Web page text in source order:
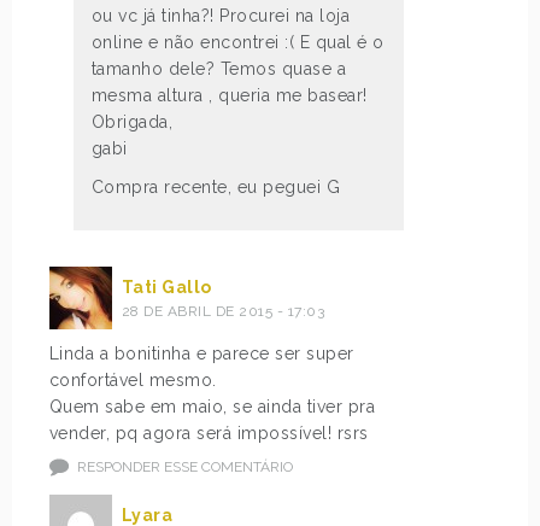
ou vc já tinha?! Procurei na loja
online e não encontrei :( E qual é o
tamanho dele? Temos quase a
mesma altura , queria me basear!
Obrigada,
gabi
Compra recente, eu peguei G
Tati Gallo
28 DE ABRIL DE 2015 - 17:03
Linda a bonitinha e parece ser super
confortável mesmo.
Quem sabe em maio, se ainda tiver pra
vender, pq agora será impossível! rsrs
RESPONDER ESSE COMENTÁRIO
Lyara